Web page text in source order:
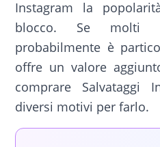
Instagram la
blocco. Se molti
probabilmente è
offre un valore
comprare Salvataggi
diversi motivi per farlo.